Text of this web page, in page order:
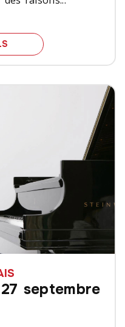
6 ANNULATIONS AUSSI
septembre